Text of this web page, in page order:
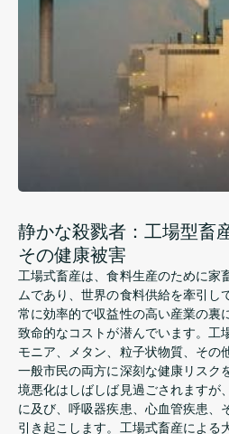
静かな殺戮者：工場型畜
その健康被害
工場式畜産は、食料生産のために家
ムであり、世界の食料供給を牽引し
常に効率的で収益性の高い産業の裏
致命的なコストが潜んでいます。工
モニア、メタン、粒子状物質、その
一般市民の両方に深刻な健康リスク
境悪化はしばしば見過ごされますが
に及び、呼吸器疾患、心血管疾患、
引き起こします。工場式畜産によ